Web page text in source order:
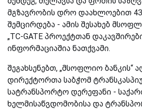
მგზავრობის დრო დაახლოებით
შემცირდება - ამის შესახებ
„TC-GATE პროექტთან
ინფორმაციაშია ნათქვამი.
შეგახსენებთ, „მსოფლიო ბანკის“
დირექტორთა საბჭომ
სატრანსპორტო დერეფანი -
ხელმისაწვდომობისა და